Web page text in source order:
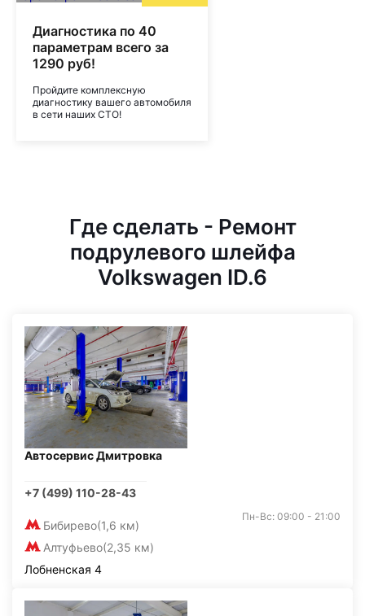
Диагностика по 40
параметрам всего за
1290 руб!
Пройдите комплексную
диагностику вашего автомобиля
в сети наших СТО!
Где сделать - Ремонт
подрулевого шлейфа
Volkswagen ID.6
Автосервис Дмитровка
+7 (499) 110-28-43
Бибирево(1,6 км)
Алтуфьево(2,35 км)
Пн-Вс: 09:00 - 21:00
Лобненская 4